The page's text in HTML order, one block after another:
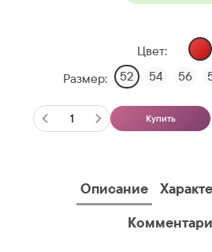
Цвет:
Размер:
52 54 56
Купить
Описание